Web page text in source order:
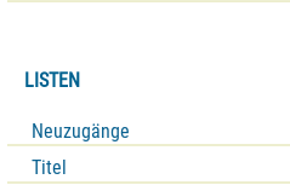
LISTEN
Neuzugänge
Titel